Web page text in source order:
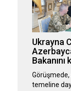
Ukrayna
Görüşmede,
temeline